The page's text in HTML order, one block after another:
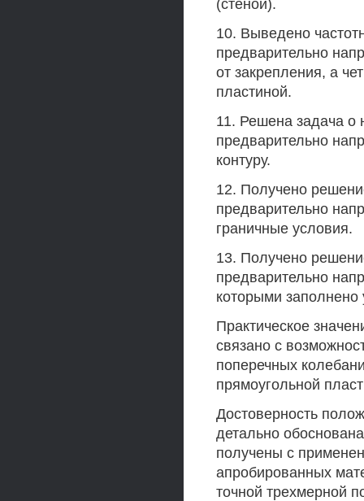
(стеной).
10. Выведено
предварительно
от закрепления, а
пластиной.
11. Решена задача о
предварительно
контуру.
12. Получено
предварительно
граничные условия.
13. Получено
предварительно
которыми заполнено
Практическое
связано с
поперечных
прямоугольной
Достоверность
детально
получены с
апробированных
точной трехмерной